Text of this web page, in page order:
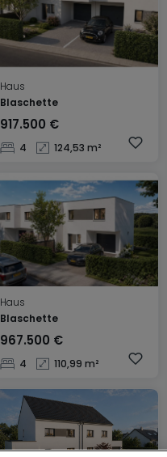
Haus
Blaschette
917.500 €
4 124,53 m²
Haus
Blaschette
967.500 €
4 110,99 m²